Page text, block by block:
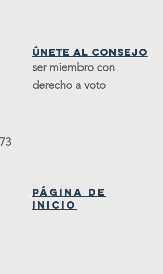
Únete al consejo
ser miembro con
derecho a voto
Página de
inicio